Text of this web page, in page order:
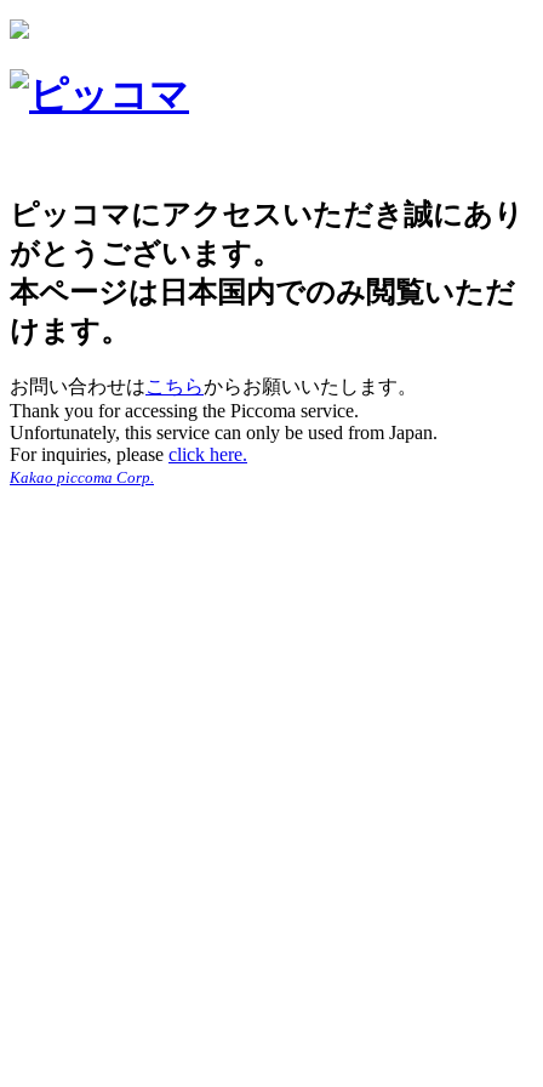
ピッコマにアクセスいただき誠にあり
がとうございます。
本ページは日本国内でのみ閲覧いただ
けます。
お問い合わせはこちらからお願いいたします。
Thank you for accessing the Piccoma service.
Unfortunately, this service can only be used from Japan.
For inquiries, please click here.
Kakao piccoma Corp.